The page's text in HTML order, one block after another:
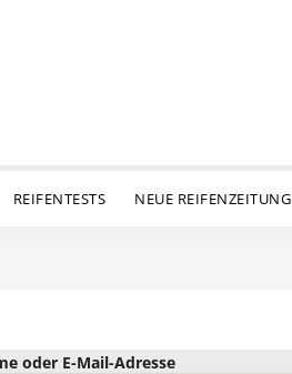
REIFENTESTS NEUE REIFENZEITUNG
oder E-Mail-Adresse